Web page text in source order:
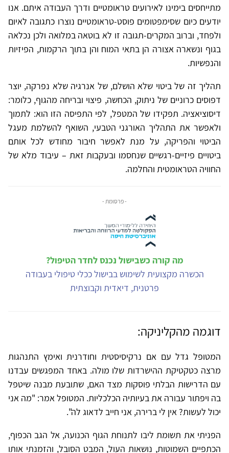
מתייחסים בימינו לאירועים טראומטיים ודרך העבודה איתם. אנו
יודעים כיום שסימפטומים פוסט-טראומטיים נוצרו כתגובה לאיום
ולפחד, וברוב המקרים-תגובה זו לא בוטאה במלואה ולכן נכלאה
בגוף ונשארה אצורה הן בתאי המוח והן בתוך הרקמות, הפיזיות
והנפשיות.
תהליך זה של ביטוי שלא הושלם, של אנרגיה שלא נפרקה, יוצר
דפוסים כרוניים של ניתוק, הכחשה, פיצוי ובריחה מהגוף, כלומר:
דיסוציאציה. תפקידו של המטפל, לפי התפיסה הזו הוא: לתמוך
ולאפשר את התהליך האורגני הטבעי, השואף להשלמת מעגל
הביטוי והפריקה, על מנת לאפשר חיבור מחודש לכל אותם
ביטויים פיזיים-רגשיים שנחסמו ובעקבות זאת – עיבוד מלא של
החוויה הטראומטית והחלמה.
- פרסומת -
מה קורה כשבישול נכנס לחדר הטיפול?
הכשרה מקצועית לשימוש בבישול ככלי טיפולי בעבודה
פרטנית, דיאדית וקבוצתית
דוגמה מהקליניקה:
המטופל גדל עם אם נרקיסיסטית וחודרנית ואימץ התנהגות
מרצה כטקטיקת ההישרדות שלו מולה. באחד המפגשים עבדנו
עם הדרישות הבלתי פוסקות מצד האם, שתובעת מבנה שיטפל
בה ויפתור עבורה את בעיותיה הכלכליות. המטופל אמר: "מה אני
יכול לעשות? אין לי ברירה, אני חייב לדאוג לה".
הפניתי את תשומת ליבו לתנוחת הגוף הכנועה, אל הגב הכפוף,
הכתפיים השמוטות, נושאות העול, המבט הסובל, והזמנתי אותו